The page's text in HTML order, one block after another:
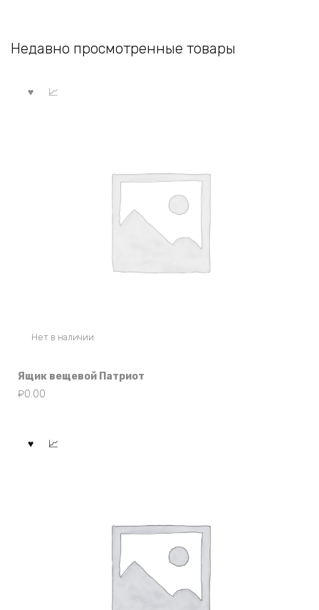
Недавно просмотренные товары
Нет в наличии
Ящик вещевой Патриот
₽0.00